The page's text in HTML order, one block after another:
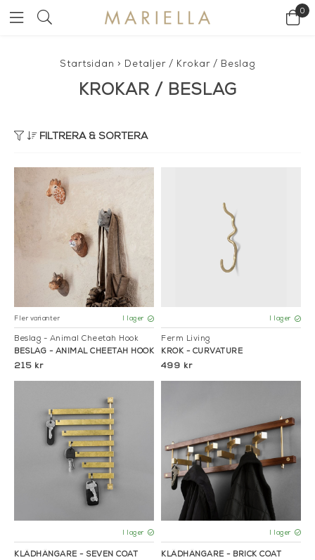
0
Startsidan > Detaljer/ Krokar / Beslag
KROKAR / BESLAG
FILTRERA & SORTERA
Fler varianter I lager
Beslag - Animal Cheetah Hook
BESLAG - ANIMAL CHEETAH HOOK
215 kr
I lager
Ferm Living
KROK - CURVATURE
499 kr
I lager
KLÄDHÄNGARE - SEVEN COAT
I lager
KLÄDHÄNGARE - BRICK COAT